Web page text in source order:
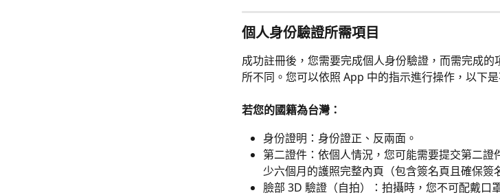
個人身份驗證所需項目
成功註冊後，您需要完成個人身份驗證，而需完成
所不同。您可以依照 App 中的指示進行操作，以下
若您的國籍為台灣：
身份證明：身份證正、反兩面。
第二證件：依個人情況，您可能需要提交第二
少六個月的護照完整內頁（包含簽名頁且確保簽
臉部 3D 驗證（自拍）：拍攝時，您不可配戴口